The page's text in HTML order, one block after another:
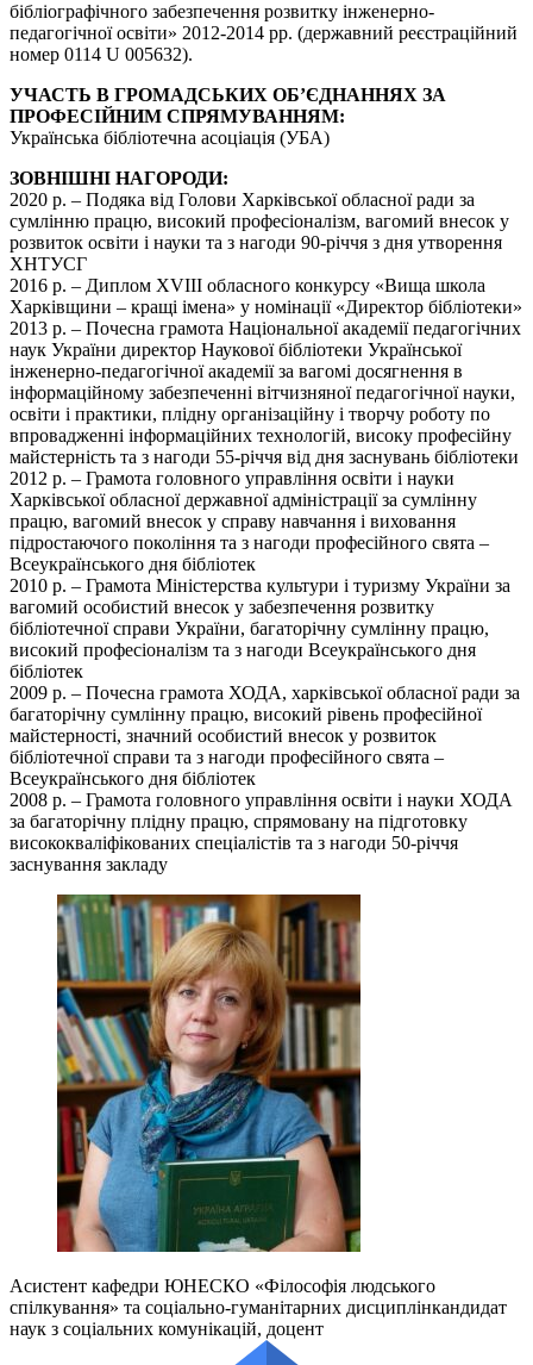
бібліографічного забезпечення розвитку інженерно-
педагогічної освіти» 2012-2014 рр. (державний реєстраційний
номер 0114 U 005632).
УЧАСТЬ В ГРОМАДСЬКИХ ОБ’ЄДНАННЯХ ЗА
ПРОФЕСІЙНИМ СПРЯМУВАННЯМ:
Українська бібліотечна асоціація (УБА)
ЗОВНІШНІ НАГОРОДИ:
2020 р. – Подяка від Голови Харківської обласної ради за
сумлінню працю, високий професіоналізм, вагомий внесок у
розвиток освіти і науки та з нагоди 90-річчя з дня утворення
ХНТУСГ
2016 р. – Диплом XVIII обласного конкурсу «Вища школа
Харківщини – кращі імена» у номінації «Директор бібліотеки»
2013 р. – Почесна грамота Національної академії педагогічних
наук України директор Наукової бібліотеки Української
інженерно-педагогічної академії за вагомі досягнення в
інформаційному забезпеченні вітчизняної педагогічної науки,
освіти і практики, плідну організаційну і творчу роботу по
впровадженні інформаційних технологій, високу професійну
майстерність та з нагоди 55-річчя від дня заснувань бібліотеки
2012 р. – Грамота головного управління освіти і науки
Харківської обласної державної адміністрації за сумлінну
працю, вагомий внесок у справу навчання і виховання
підростаючого покоління та з нагоди професійного свята –
Всеукраїнського дня бібліотек
2010 р. – Грамота Міністерства культури і туризму України за
вагомий особистий внесок у забезпечення розвитку
бібліотечної справи України, багаторічну сумлінну працю,
високий професіоналізм та з нагоди Всеукраїнського дня
бібліотек
2009 р. – Почесна грамота ХОДА, харківської обласної ради за
багаторічну сумлінну працю, високий рівень професійної
майстерності, значний особистий внесок у розвиток
бібліотечної справи та з нагоди професійного свята –
Всеукраїнського дня бібліотек
2008 р. – Грамота головного управління освіти і науки ХОДА
за багаторічну плідну працю, спрямовану на підготовку
висококваліфікованих спеціалістів та з нагоди 50-річчя
заснування закладу
Асистент кафедри ЮНЕСКО «Філософія людського
спілкування» та соціально-гуманітарних дисциплінкандидат
наук з соціальних комунікацій, доцент